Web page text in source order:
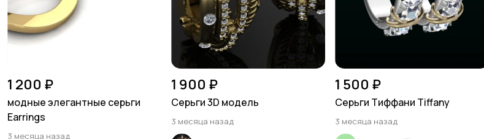
1 200 ₽
модные элегантные серьги
Earrings
3 месяца назад
1 900 ₽
Серьги 3D модель
3 месяца назад
1 500 ₽
Серьги Тиффани Tiffany
3 месяца назад